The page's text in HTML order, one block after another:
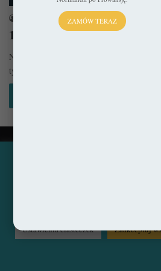
29 czerwca 2023
10 najpiękniejszych miejsc
Nowy Jork w ciągu zaledwie kilku dekad
tysiącom przybyszów, którzy jeszcze
© Copyright 2014 - 2026, All Rights
Ta strona korzysta z ciasteczek, aby
najwyższym poziomie. Klikając opcję
zgadzasz się na użycie wszystkich
przejść do "Ustawień Ciasteczek", aby
Ustawienia ciasteczek Zaakceptuj
ZAMÓW TERAZ